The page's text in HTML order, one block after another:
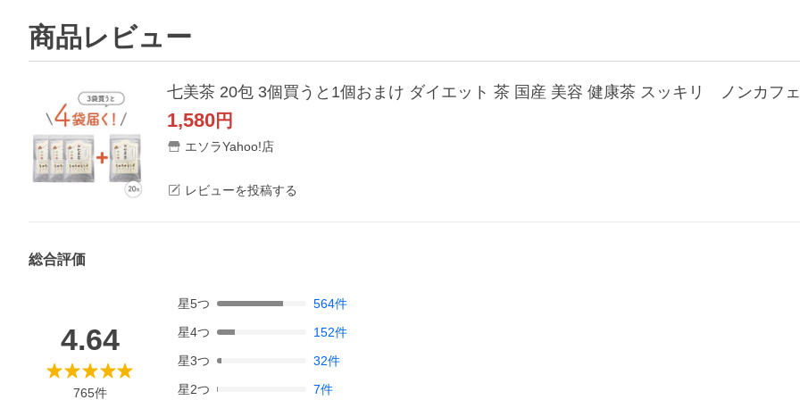
商品レビュー
七美茶 20包 3個買うと1個おまけ ダイエット 茶 国産 美容 健康茶 スッキリ ノンカフ
1,580円
エソラYahoo!店
レビューを投稿する
総合評価
4.64
765件
星5つ 564件
星4つ 152件
星3つ 32件
星2つ 7件